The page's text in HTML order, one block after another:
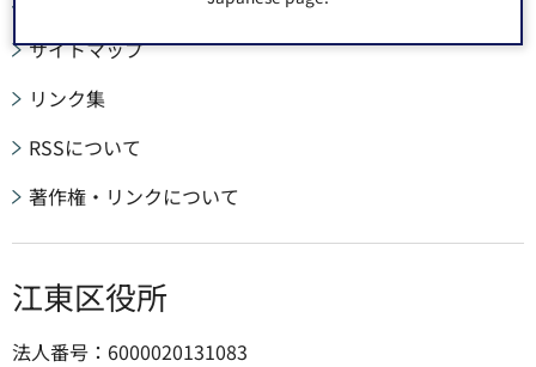
サイトマップ
リンク集
RSSについて
著作権・リンクについて
江東区役所
法人番号：6000020131083